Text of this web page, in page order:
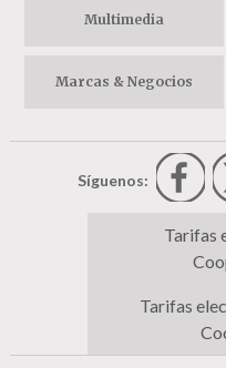
Multimedia
Marcas & Negocios
Síguenos:
Tarifas
Tarifas